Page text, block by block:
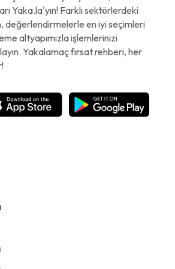
Şuşi (Fındıklı)
160,00₺
Köfte Sos (18 gr.)
köfte sos
Limonlu Soda (20 cl.)
cl.)
Yaka.la'yın! Farklı sektörlerdeki
değerlendirmelerle en iyi seçimleri
altyapımızla işlemlerinizi
Yakalamaç fırsat rehberi, her